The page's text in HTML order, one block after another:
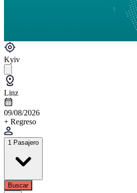
Kyiv
Linz
09/08/2026
+ Regreso
1 Pasajero
Buscar